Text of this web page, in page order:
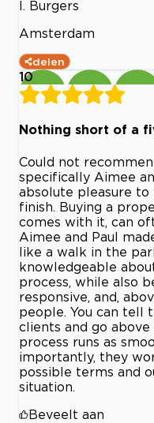
I. Burgers
Amsterdam
delen
10
Nothing short of a
Could not
specifically Aimee
absolute pleasure
finish. Buying a
comes with it, can
Aimee and Paul
like a walk in the
knowledgeable
process, while also
responsive, and,
people. You can tell
clients and go
process runs as
importantly, they
possible terms and
situation.
Beveelt aan